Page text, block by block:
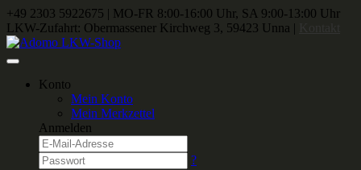
+49 2303 5922675 | MO-FR 8:00-16:00 Uhr, SA 9:00-13:00 Uhr
LKW-Zufahrt: Obermassener Kirchweg 3, 59423 Unna |
Konto
Mein Konto
Mein Merkzettel
Anmelden
?